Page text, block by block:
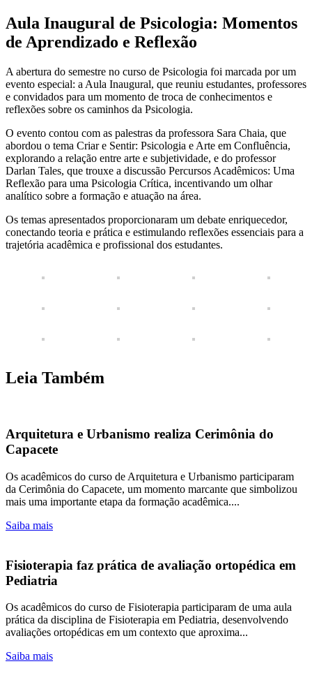
Aula Inaugural de Psicologia: Momentos
de Aprendizado e Reflexão
A abertura do semestre no curso de Psicologia foi marcada por um
evento especial: a Aula Inaugural, que reuniu estudantes, professores
e convidados para um momento de troca de conhecimentos e
reflexões sobre os caminhos da Psicologia.
O evento contou com as palestras da professora Sara Chaia, que
abordou o tema Criar e Sentir: Psicologia e Arte em Confluência,
explorando a relação entre arte e subjetividade, e do professor
Darlan Tales, que trouxe a discussão Percursos Acadêmicos: Uma
Reflexão para uma Psicologia Crítica, incentivando um olhar
analítico sobre a formação e atuação na área.
Os temas apresentados proporcionaram um debate enriquecedor,
conectando teoria e prática e estimulando reflexões essenciais para a
trajetória acadêmica e profissional dos estudantes.
Leia Também
Arquitetura e Urbanismo realiza Cerimônia do
Capacete
Os acadêmicos do curso de Arquitetura e Urbanismo participaram
da Cerimônia do Capacete, um momento marcante que simbolizou
mais uma importante etapa da formação acadêmica....
Saiba mais
Fisioterapia faz prática de avaliação ortopédica em
Pediatria
Os acadêmicos do curso de Fisioterapia participaram de uma aula
prática da disciplina de Fisioterapia em Pediatria, desenvolvendo
avaliações ortopédicas em um contexto que aproxima...
Saiba mais